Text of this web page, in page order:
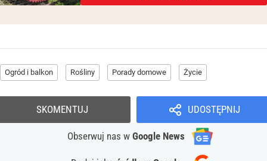
Ogród i balkon Rośliny Porady domowe Życie
UDOSTĘPNIJ
Obserwuj nas w Google News
SKOMENTUJ